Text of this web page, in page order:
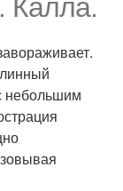
Калла.
небольшим